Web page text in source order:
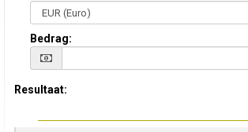
Bedrag:
Resultaat: